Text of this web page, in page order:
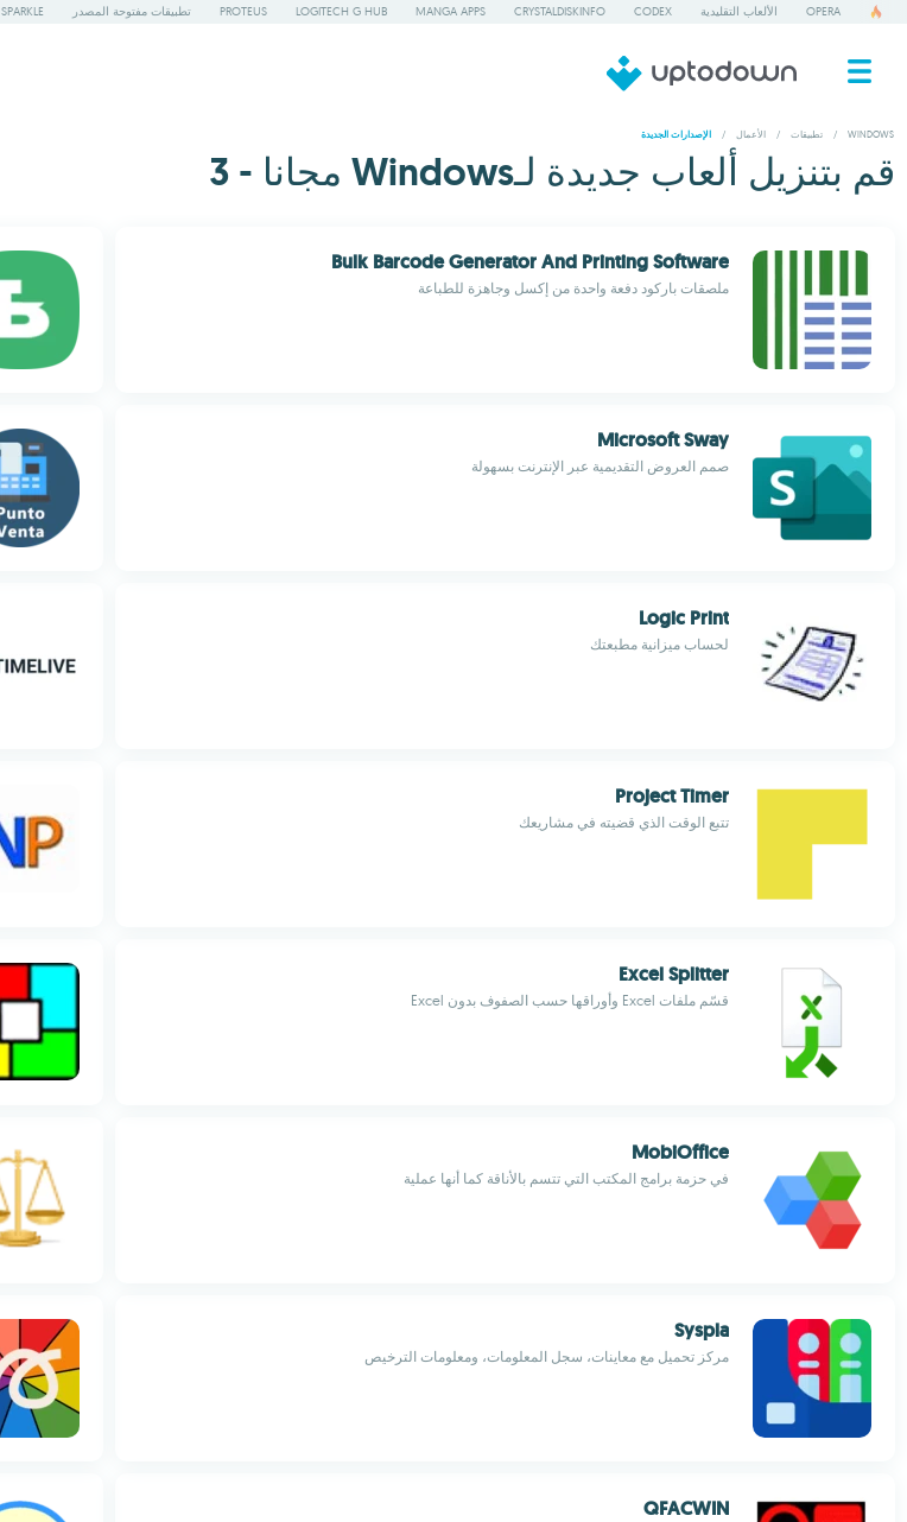
OPERA الألعاب التقليدية CODEX
CRYSTALDISKINFO
MANGA APPS
LOGITECH G HUB
PROTEUS تطبيقات مفتوحة المصدر SPARKLE
WINDOWS
/ تطبيقات / الأعمال / الإصدارات الجديدة
قم بتنزيل ألعاب جديدة لـWindows مجانا - 3
Bulk Barcode Generator And Printing Software
ملصقات باركود دفعة واحدة من إكسل وجاهزة للطباعة
Microsoft Sway
صمم العروض التقديمية عبر الإنترنت بسهولة
Logic Print
لحساب ميزانية مطبعتك
Project Timer
تتبع الوقت الذي قضيته في مشاريعك
Excel Splitter
قسّم ملفات Excel وأوراقها حسب الصفوف بدون Excel
MobiOffice
في حزمة برامج المكتب التي تتسم بالأناقة كما أنها عملية
Syspla
مركز تحميل مع معاينات، سجل المعلومات، ومعلومات الترخيص
QFACWIN